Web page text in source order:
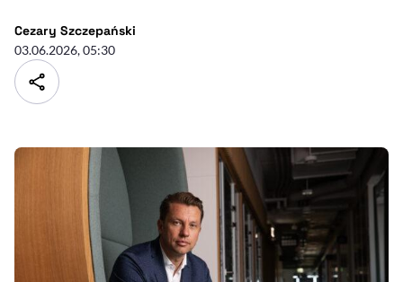
Cezary Szczepański
03.06.2026, 05:30